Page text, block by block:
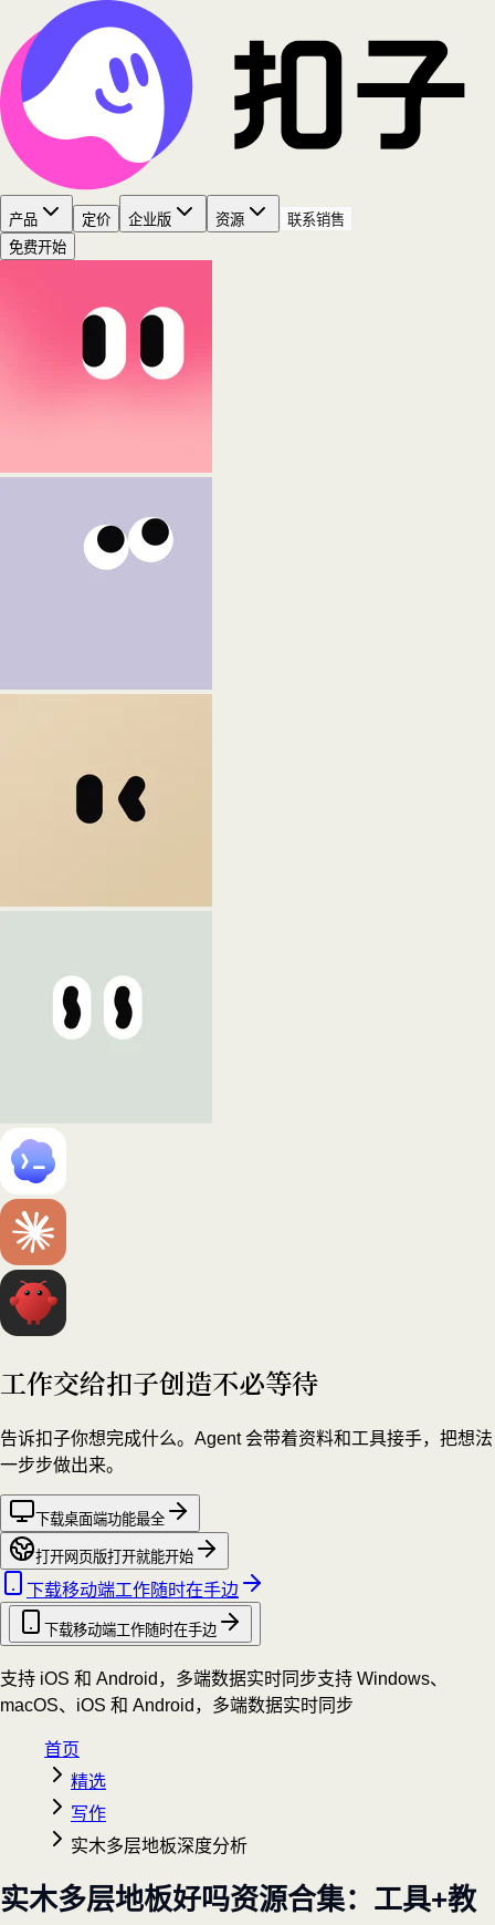
产品 定价 企业版 资源
联系销售
免费开始
工作交给扣子创造不必等待
告诉扣子你想完成什么。Agent 会带着资料和工具接手，把想法
一步步做出来。
下载桌面端功能最全
打开网页版打开就能开始
下载移动端工作随时在手边
下载移动端工作随时在手边
支持 iOS 和 Android，多端数据实时同步支持 Windows、
macOS、iOS 和 Android，多端数据实时同步
首页
精选
写作
实木多层地板深度分析
实木多层地板好吗资源合集：工具+教